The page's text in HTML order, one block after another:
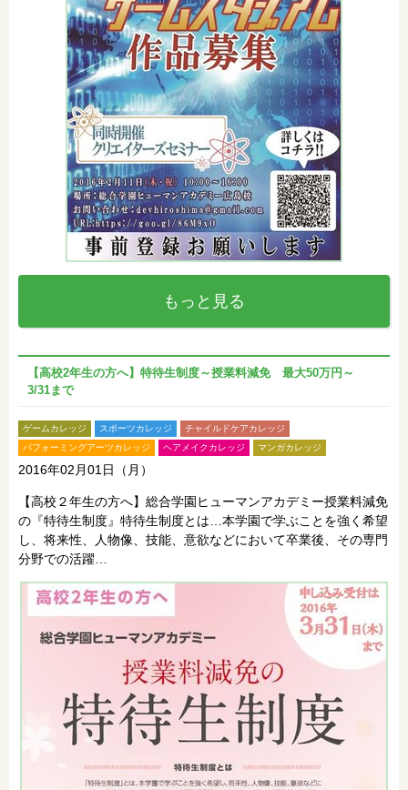
もっと見る
【高校2年生の方へ】特待生制度～授業料減免 最大50万円～
3/31まで
ゲームカレッジ スポーツカレッジ
チャイルドケアカレッジ
パフォーミングアーツカレッジ
ヘアメイクカレッジ マンガカレッジ
2016年02月01日（月）
【高校２年生の方へ】総合学園ヒューマンアカデミー授業料減免
の『特待生制度』特待生制度とは…本学園で学ぶことを強く希望
し、将来性、人物像、技能、意欲などにおいて卒業後、その専門
分野での活躍…